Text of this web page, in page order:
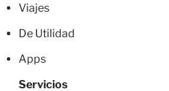
Viajes
De Utilidad
Apps
Servicios